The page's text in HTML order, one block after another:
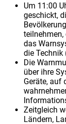
Um 11:00
geschickt,
das
die Technik
Die
über ihre
Geräte, auf
Zeitgleich
Ländern,